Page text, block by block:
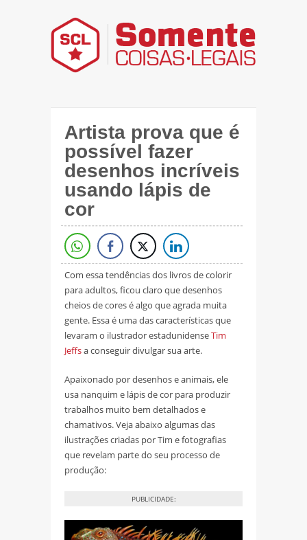
Artista prova que é
possível fazer
desenhos incríveis
usando lápis de
cor
Com essa tendências dos livros de colorir
para adultos, ficou claro que desenhos
cheios de cores é algo que agrada muita
gente. Essa é uma das características que
levaram o ilustrador estadunidenseTim
Jeffsa conseguir divulgar sua arte.
Apaixonado por desenhos e animais, ele
usa nanquim e lápis de cor para produzir
trabalhos muito bem detalhados e
chamativos. Veja abaixo algumas das
ilustrações criadas por Tim e fotografias
que revelam parte do seu processo de
produção:
PUBLICIDADE: